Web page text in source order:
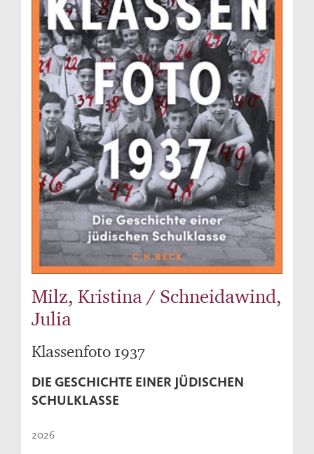
Milz, Kristina / Schneidawind,
Julia
Klassenfoto 1937
DIE GESCHICHTE EINER JÜDISCHEN
SCHULKLASSE
2026